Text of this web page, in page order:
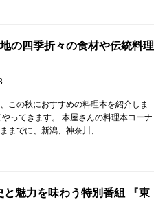
の四季折々の食材や伝統料理
の秋におすすめの料理本を紹介しま
ってきます。 本屋さんの料理本コーナ
までに、新潟、神奈川、…
魅力を味わう特別番組 『東